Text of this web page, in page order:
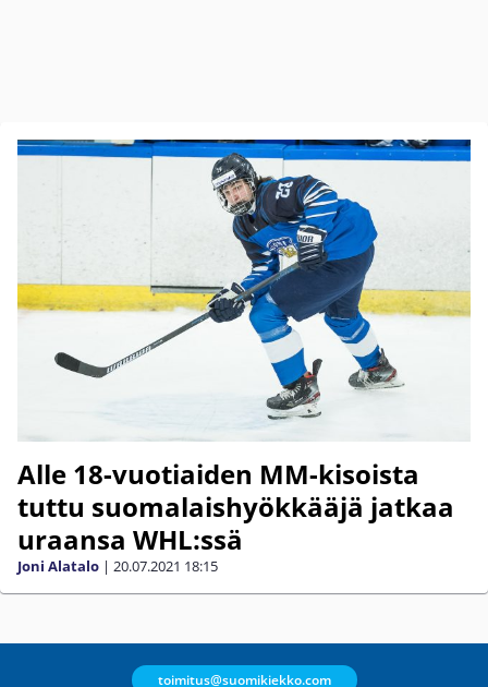
Alle 18-vuotiaiden MM-kisoista
tuttu suomalaishyökkääjä jatkaa
uraansa WHL:ssä
Joni Alatalo | 20.07.2021 18:15
toimitus@suomikiekko.com